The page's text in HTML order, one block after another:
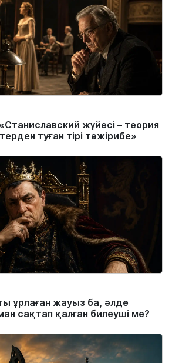
жүйесі – теория
туған тірі тәжірибе»
ұрлаған жауыз ба, әлде
сақтап қалған билеуші ме?